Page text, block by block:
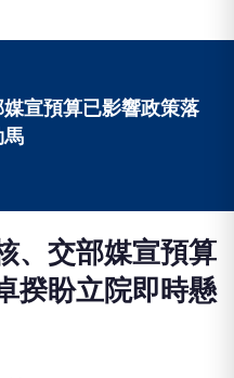
宣預算已影響政策落
、交部媒宣預算
揆盼立院即時懸